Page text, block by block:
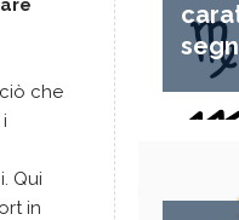
che
Qui
in